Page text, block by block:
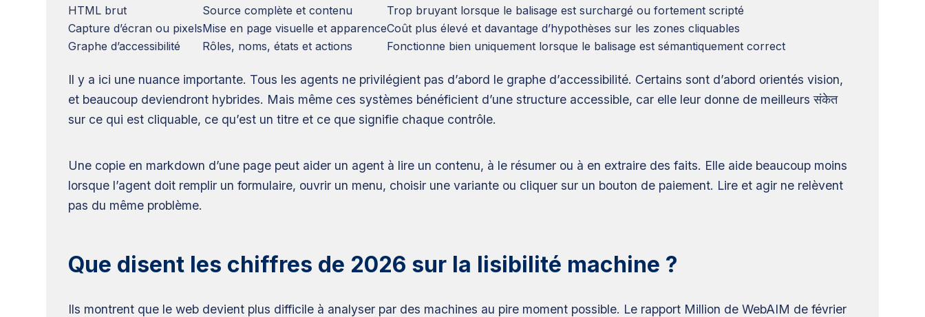
HTML brut
Source complète et contenu
Trop bruyant lorsque le balisage est surchargé ou fortement scripté
Capture d’écran ou pixelsMise en page visuelle et apparenceCoût plus élevé et davantage d’hypothèses sur les zones cliquables
Graphe d’accessibilité
Rôles, noms, états et actions Fonctionne bien uniquement lorsque le balisage est sémantiquement correct
Il y a ici une nuance importante. Tous les agents ne privilégient pas d’abord le graphe d’accessibilité. Certains sont d’abord orientés vision,
et beaucoup deviendront hybrides. Mais même ces systèmes bénéficient d’une structure accessible, car elle leur donne de meilleurs संकेत
sur ce qui est cliquable, ce qu’est un titre et ce que signifie chaque contrôle.
Une copie en markdown d’une page peut aider un agent à lire un contenu, à le résumer ou à en extraire des faits. Elle aide beaucoup moins
lorsque l’agent doit remplir un formulaire, ouvrir un menu, choisir une variante ou cliquer sur un bouton de paiement. Lire et agir ne relèvent
pas du même problème.
Que disent les chiffres de 2026 sur la lisibilité machine ?
Ils montrent que le web devient plus difficile à analyser par des machines au pire moment possible. Le rapport Million de WebAIM de février